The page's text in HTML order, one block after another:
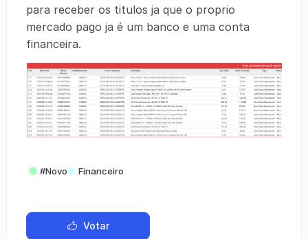
para receber os titulos ja que o proprio
mercado pago ja é um banco e uma conta
financeira.
#Novo Financeiro
Votar